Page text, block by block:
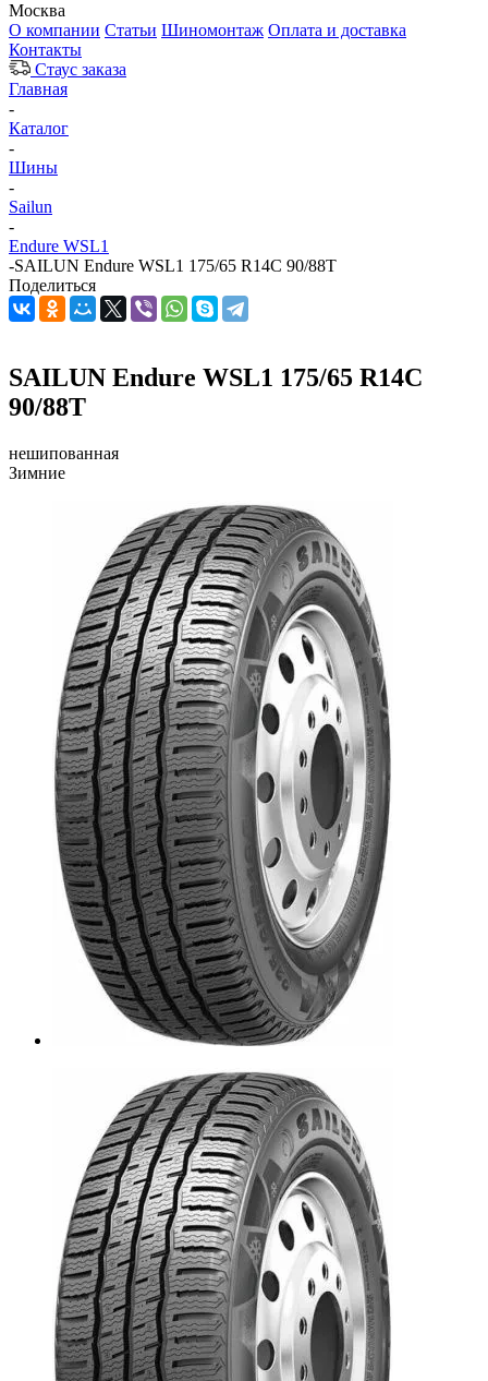
Москва
О компании Статьи Шиномонтаж Оплата и доставка
Контакты
Стаус заказа
Главная
-
Каталог
-
Шины
-
Sailun
-
Endure WSL1
-SAILUN Endure WSL1 175/65 R14C 90/88T
Поделиться
SAILUN Endure WSL1 175/65 R14C
90/88T
нешипованная
Зимние